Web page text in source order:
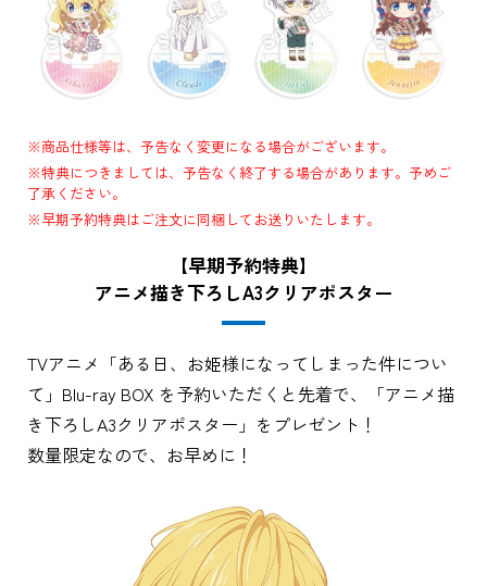
※商品仕様等は、予告なく変更になる場合がございます。
※特典につきましては、予告なく終了する場合があります。予めご
了承ください。
※早期予約特典はご注文に同梱してお送りいたします。
【早期予約特典】
アニメ描き下ろしA3クリアポスター
TVアニメ「ある日、お姫様になってしまった件につい
て」Blu-ray BOX を予約いただくと先着で、「アニメ描
き下ろしA3クリアポスター」をプレゼント！
数量限定なので、お早めに！